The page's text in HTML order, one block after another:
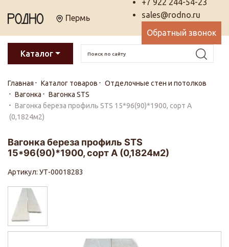
Пермь
+7 922 244-54-23
sales@rodno.ru
Обратный звонок
Каталог
Главная Каталог товаров
Отделочные стен и потолков
Вагонка
Вагонка STS
Вагонка береза профиль STS 15*96(90)*1900, сорт А
(0,1824м2)
Вагонка береза профиль STS
15*96(90)*1900, сорт А (0,1824м2)
Артикул: УТ-00018283